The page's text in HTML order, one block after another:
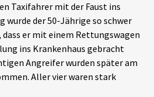
Taxifahrer mit der Faust ins
wurde der 50-Jährige so schwer
er mit einem Rettungswagen
ins Krankenhaus gebracht
Angreifer wurden später am
Aller vier waren stark